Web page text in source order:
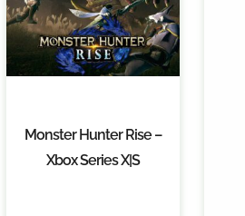
Monster Hunter Rise –
Xbox Series X|S